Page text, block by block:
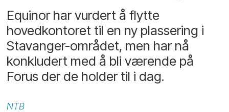
Equinor har vurdert å flytte
hovedkontoret til en ny plassering i
Stavanger-området, men har nå
konkludert med å bli værende på
Forus der de holder til i dag.
NTB